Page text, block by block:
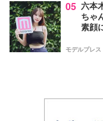
05 六本
ちゃ
素顔
モデルプレス